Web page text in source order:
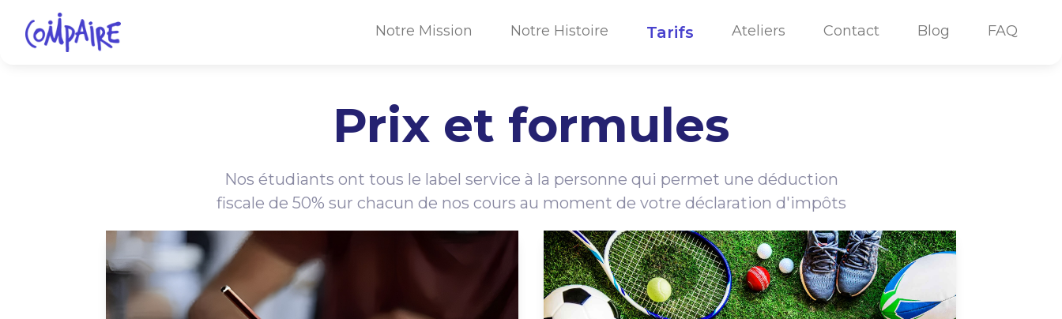
Notre Mission Notre Histoire Tarifs Ateliers Contact Blog FAQ
Prix et formules
Nos étudiants ont tous le label service à la personne qui permet une déduction
fiscale de 50% sur chacun de nos cours au moment de votre déclaration d'impôts